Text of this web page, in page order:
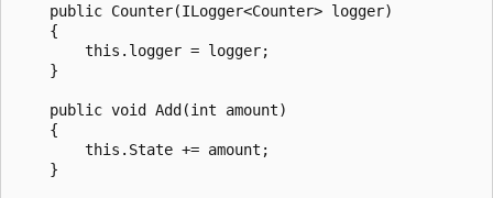
    public Counter(ILogger<Counter> logger)
    {
        this.logger = logger;
    }
    public void Add(int amount)
    {
        this.State += amount;
    }